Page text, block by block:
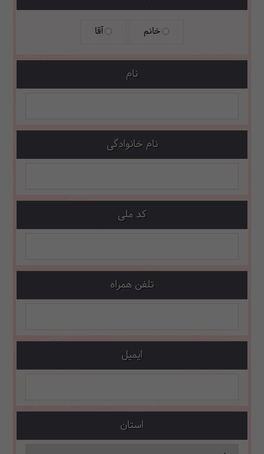
خانم آقا
نام
نام خانوادگی
کد ملی
تلفن همراه
ایمیل
استان